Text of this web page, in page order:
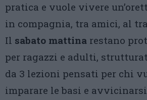
pratica e vuole vivere
in compagnia, tra amici, al
Il sabato mattina restano
per ragazzi e adulti,
da 3 lezioni pensati per chi
imparare le basi e